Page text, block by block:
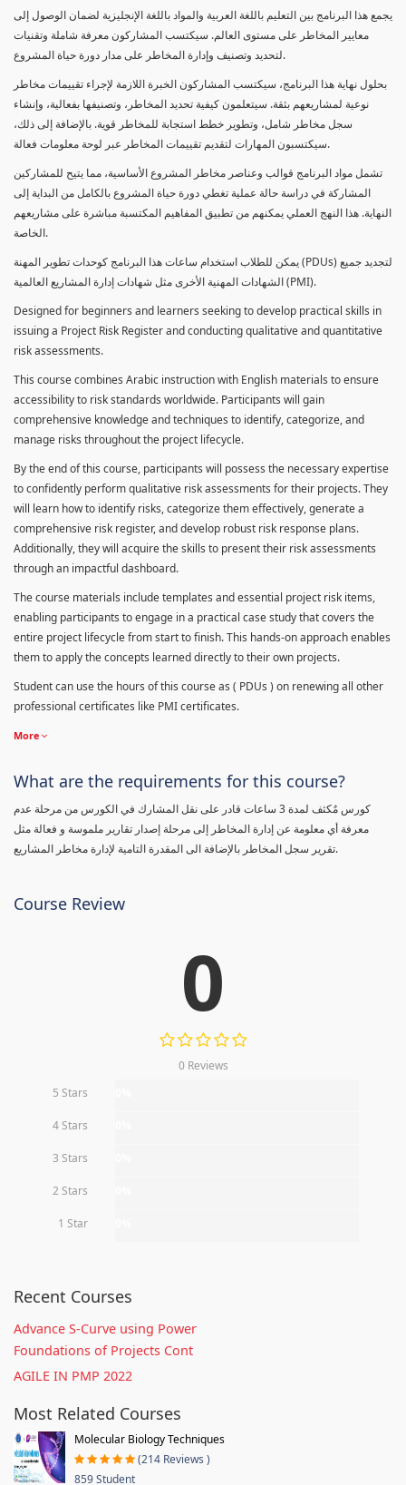
يجمع هذا البرنامج بين التعليم باللغة العربية والمواد باللغة الإنجليزية لضمان الوصول إلى
معايير المخاطر على مستوى العالم. سيكتسب المشاركون معرفة شاملة وتقنيات
لتحديد وتصنيف وإدارة المخاطر على مدار دورة حياة المشروع.
بحلول نهاية هذا البرنامج، سيكتسب المشاركون الخبرة اللازمة لإجراء تقييمات مخاطر
نوعية لمشاريعهم بثقة. سيتعلمون كيفية تحديد المخاطر، وتصنيفها بفعالية، وإنشاء
سجل مخاطر شامل، وتطوير خطط استجابة للمخاطر قوية. بالإضافة إلى ذلك،
سيكتسبون المهارات لتقديم تقييمات المخاطر عبر لوحة معلومات فعالة.
تشمل مواد البرنامج قوالب وعناصر مخاطر المشروع الأساسية، مما يتيح للمشاركين
المشاركة في دراسة حالة عملية تغطي دورة حياة المشروع بالكامل من البداية إلى
النهاية. هذا النهج العملي يمكنهم من تطبيق المفاهيم المكتسبة مباشرة على مشاريعهم
الخاصة.
يمكن للطلاب استخدام ساعات هذا البرنامج كوحدات تطوير المهنة (PDUs) لتجديد جميع
الشهادات المهنية الأخرى مثل شهادات إدارة المشاريع العالمية (PMI).
Designed for beginners and learners seeking to develop practical skills in
issuing a Project Risk Register and conducting qualitative and quantitative
risk assessments.
This course combines Arabic instruction with English materials to ensure
accessibility to risk standards worldwide. Participants will gain
comprehensive knowledge and techniques to identify, categorize, and
manage risks throughout the project lifecycle.
By the end of this course, participants will possess the necessary expertise
to confidently perform qualitative risk assessments for their projects. They
will learn how to identify risks, categorize them effectively, generate a
comprehensive risk register, and develop robust risk response plans.
Additionally, they will acquire the skills to present their risk assessments
through an impactful dashboard.
The course materials include templates and essential project risk items,
enabling participants to engage in a practical case study that covers the
entire project lifecycle from start to finish. This hands-on approach enables
them to apply the concepts learned directly to their own projects.
Student can use the hours of this course as ( PDUs ) on renewing all other
professional certificates like PMI certificates.
More
What are the requirements for this course?
كورس مٌكثف لمدة 3 ساعات قادر على نقل المشارك في الكورس من مرحلة عدم
معرفة أي معلومة عن إدارة المخاطر إلى مرحلة إصدار تقارير ملموسة و فعالة مثل
تقرير سجل المخاطر بالإضافة الى المقدرة التامية لإدارة مخاطر المشاريع.
Course Review
0
0 Reviews
5 Stars
4 Stars
3 Stars
2 Stars
1 Star
Recent Courses
Advance S-Curve using Power
Foundations of Projects Cont
AGILE IN PMP 2022
Most Related Courses
Molecular Biology Techniques
(214 Reviews )
859 Student